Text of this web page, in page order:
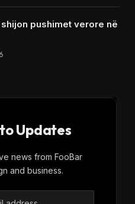
pushimet verore në
Updates
news from FooBar
and business.